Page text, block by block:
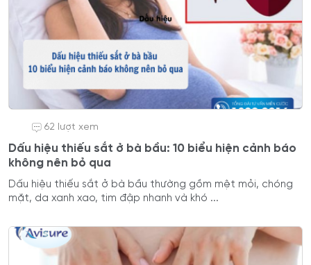
62 lượt xem
Dấu hiệu thiếu sắt ở bà bầu: 10 biểu hiện cảnh báo
không nên bỏ qua
Dấu hiệu thiếu sắt ở bà bầu thường gồm mệt mỏi, chóng
mặt, da xanh xao, tim đập nhanh và khó ...